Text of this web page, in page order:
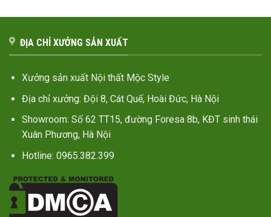
ĐỊA CHỈ XƯỞNG SẢN XUẤT
Xưởng sản xuất Nội thất Mộc Style
Địa chỉ xưởng: Đội 8, Cát Quế, Hoài Đức, Hà Nội
Showroom: Số 62 TT15, đường Foresa 8b, KĐT sinh thái
Xuân Phương, Hà Nội
Hotline: 0965.382.399